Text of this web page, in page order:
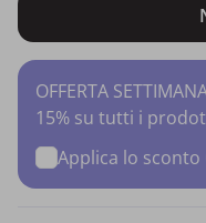
OFFERTA
15% su tutti i
Applica lo sconto